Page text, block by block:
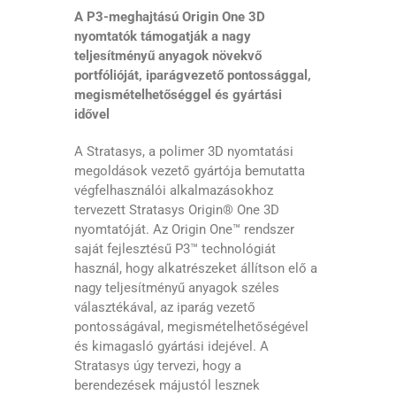
A P3-meghajtású Origin One 3D
nyomtatók támogatják a nagy
teljesítményű anyagok növekvő
portfólióját, iparágvezető pontossággal,
megismételhetőséggel és gyártási
idővel
A Stratasys, a polimer 3D nyomtatási
megoldások vezető gyártója bemutatta
végfelhasználói alkalmazásokhoz
tervezett Stratasys Origin® One 3D
nyomtatóját. Az Origin One™ rendszer
saját fejlesztésű P3™ technológiát
használ, hogy alkatrészeket állítson elő a
nagy teljesítményű anyagok széles
választékával, az iparág vezető
pontosságával, megismételhetőségével
és kimagasló gyártási idejével. A
Stratasys úgy tervezi, hogy a
berendezések májustól lesznek